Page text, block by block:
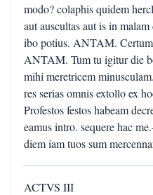
modo? colaphis quidem
aut auscultas aut is in
ibo potius. ANTAM.
ANTAM. Tum tu igitur die
mihi meretricem
res serias omnis extollo ex
Profestos festos habeam
eamus intro. sequere hac
diem iam tuos sum
ACTVS III